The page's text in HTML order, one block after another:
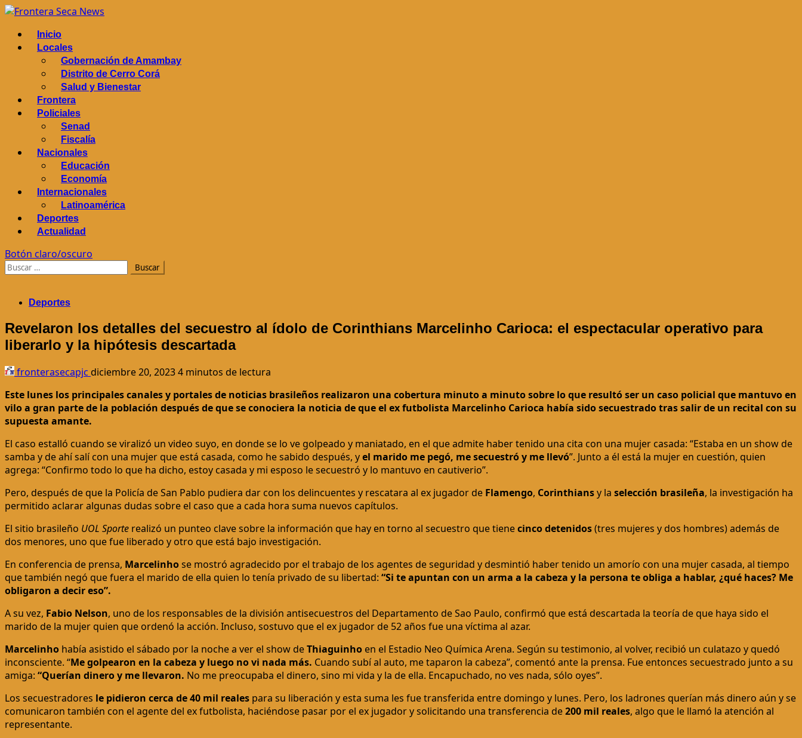
Saltar
contenido
Menú
principal
Inicio
Locales
Gobernación de Amambay
Distrito de Cerro Corá
Salud y Bienestar
Frontera
Policiales
Senad
Fiscalía
Nacionales
Educación
Economía
Internacionales
Latinoamérica
Deportes
Actualidad
Botón claro/oscuro
Buscar:
Deportes
Revelaron los detalles del secuestro al ídolo de Corinthians Marcelinho Carioca: el espectacular operativo para
liberarlo y la hipótesis descartada
fronterasecapjc diciembre 20, 20234 minutos de lectura
Este lunes los principales canales y portales de noticias brasileños realizaron una cobertura minuto a minuto sobre lo que resultó ser un caso policial que mantuvo en
vilo a gran parte de la población después de que se conociera la noticia de que el ex futbolista Marcelinho Carioca había sido secuestrado tras salir de un recital con su
supuesta amante.
El caso estalló cuando se viralizó un video suyo, en donde se lo ve golpeado y maniatado, en el que admite haber tenido una cita con una mujer casada: “Estaba en un show de
samba y de ahí salí con una mujer que está casada, como he sabido después, yel marido me pegó, me secuestró y me llevó”. Junto a él está la mujer en cuestión, quien
agrega: “Confirmo todo lo que ha dicho, estoy casada y mi esposo le secuestró y lo mantuvo en cautiverio”.
Pero, después de que la Policía de San Pablo pudiera dar con los delincuentes y rescatara al ex jugador de Flamengo, Corinthiansy la selección brasileña, la investigación ha
permitido aclarar algunas dudas sobre el caso que a cada hora suma nuevos capítulos.
El sitio brasileño UOL Sporte realizó un punteo clave sobre la información que hay en torno al secuestro que tienecinco detenidos(tres mujeres y dos hombres) además de
dos menores, uno que fue liberado y otro que está bajo investigación.
En conferencia de prensa, Marcelinhose mostró agradecido por el trabajo de los agentes de seguridad y desmintió haber tenido un amorío con una mujer casada, al tiempo
que también negó que fuera el marido de ella quien lo tenía privado de su libertad: “Si te apuntan con un arma a la cabeza y la persona te obliga a hablar, ¿qué haces? Me
obligaron a decir eso”.
A su vez, Fabio Nelson, uno de los responsables de la división antisecuestros del Departamento de Sao Paulo, confirmó que está descartada la teoría de que haya sido el
marido de la mujer quien que ordenó la acción. Incluso, sostuvo que el ex jugador de 52 años fue una víctima al azar.
Marcelinho había asistido el sábado por la noche a ver el show deThiaguinho en el Estadio Neo Química Arena. Según su testimonio, al volver, recibió un culatazo y quedó
inconsciente. “Me golpearon en la cabeza y luego no vi nada más. Cuando subí al auto, me taparon la cabeza”, comentó ante la prensa. Fue entonces secuestrado junto a su
amiga: “Querían dinero y me llevaron. No me preocupaba el dinero, sino mi vida y la de ella. Encapuchado, no ves nada, sólo oyes”.
Los secuestradores le pidieron cerca de 40 mil reales para su liberación y esta suma les fue transferida entre domingo y lunes. Pero, los ladrones querían más dinero aún y se
comunicaron también con el agente del ex futbolista, haciéndose pasar por el ex jugador y solicitando una transferencia de200 mil reales, algo que le llamó la atención al
representante.